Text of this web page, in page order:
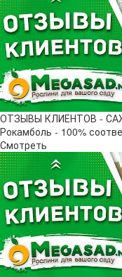
ОТЗЫВЫ КЛИЕНТОВ -
Рокамболь - 100%
Смотреть